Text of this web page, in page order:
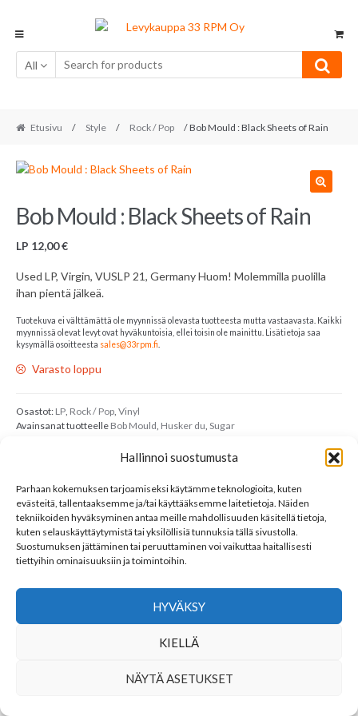
Hallinnoi suostumusta
Parhaan kokemuksen tarjoamiseksi käytämme teknologioita, kuten
evästeitä, tallentaaksemme ja/tai käyttääksemme laitetietoja. Näiden
tekniikoiden hyväksyminen antaa meille mahdollisuuden käsitellä tietoja,
kuten selauskäyttäytymistä tai yksilöllisiä tunnuksia tällä sivustolla.
Suostumuksen jättäminen tai peruuttaminen voi vaikuttaa haitallisesti
tiettyihin ominaisuuksiin ja toimintoihin.
HYVÄKSY
KIELLÄ
NÄYTÄ ASETUKSET
navigation
content
All
Etusivu / Style / Rock / Pop / Bob Mould : Black Sheets of Rain
Bob Mould : Black Sheets of Rain
LP 12,00€
Used LP, Virgin, VUSLP 21, Germany Huom! Molemmilla puolilla
ihan pientä jälkeä.
Tuotekuva ei välttämättä ole myynnissä olevasta tuotteesta mutta vastaavasta. Kaikki
myynnissä olevat levyt ovat hyväkuntoisia, ellei toisin ole mainittu. Lisätietoja saa
kysymällä osoitteesta sales@33rpm.fi
Varasto loppu
Osastot: LP, Rock / Pop, Vinyl
Avainsanat tuotteelle Bob Mould Husker du Sugar
YHTEYSTIEDOT
SEURAA MEITÄ